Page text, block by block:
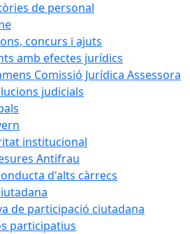
de personal
concurs i ajuts
amb efectes jurídics
Comissió Jurídica Assessora
judicials
institucional
Antifrau
d'alts càrrecs
de participació ciutadana
participatius